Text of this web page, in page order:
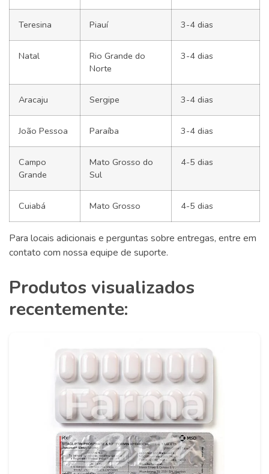
Teresina Piauí 3-4 dias
Natal
Rio Grande do
Norte
3-4 dias
Aracaju Sergipe 3-4 dias
João Pessoa Paraíba 3-4 dias
Campo
Grande
Mato Grosso do
Sul
4-5 dias
Cuiabá Mato Grosso 4-5 dias
Para locais adicionais e perguntas sobre entregas, entre em
contato com nossa equipe de suporte.
Produtos visualizados
recentemente: